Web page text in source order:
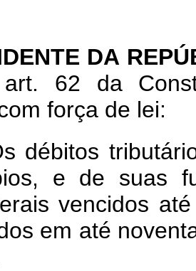
DA
62 da
força de lei:
débitos
e de suas
vencidos
em até